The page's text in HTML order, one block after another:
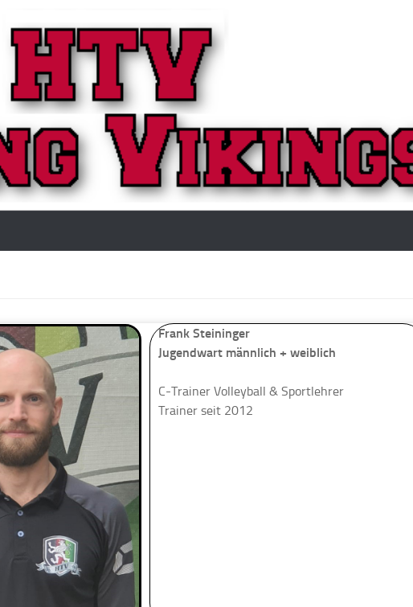
Frank Steininger
Jugendwart männlich + weiblich
C-Trainer Volleyball & Sportlehrer
Trainer seit 2012